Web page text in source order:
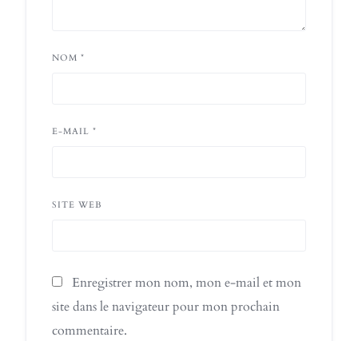
NOM *
E-MAIL *
SITE WEB
Enregistrer mon nom, mon e-mail et mon
site dans le navigateur pour mon prochain
commentaire.